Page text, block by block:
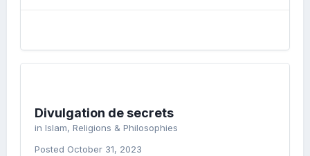
Divulgation de secrets
in Islam, Religions & Philosophies
Posted October 31, 2023